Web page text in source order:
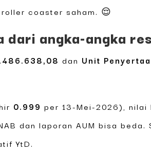
coaster saham. 😌
dari angka-angka
dan Unit
0.999 per 13-Mei-2026),
dan laporan AUM bisa
YtD.